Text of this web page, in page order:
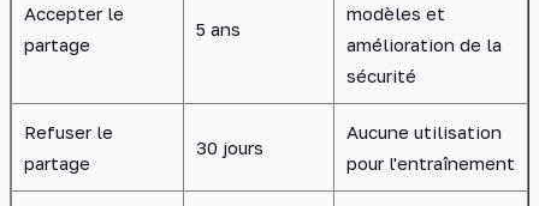
Accepter le
partage
5 ans
modèles et
amélioration de la
sécurité
Refuser le
partage
30 jours
Aucune utilisation
pour l'entraînement